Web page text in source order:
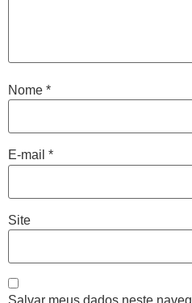
Nome *
E-mail *
Site